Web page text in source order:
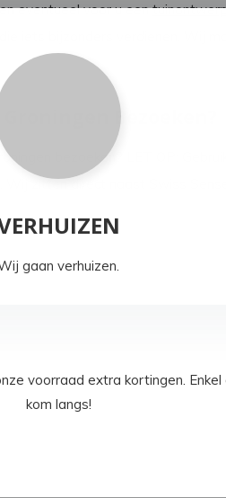
eventueel voor u een
iets bijzonders verdienen. Wij
Bezoeken?
bezoeken? LET OP:
Wij zitten direct naast Swiss
gaan verhuizen.
voorraad extra kortingen.
kom langs!